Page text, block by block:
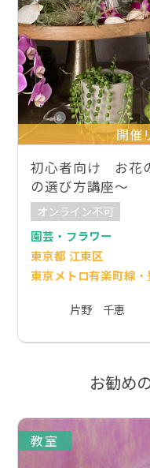
開催
初心者向け お花
の選び方講座〜
オンライン不可
園芸・フラワー
東京都 江東区
東京メトロ有楽町線
片野 千恵
お勧め
教室